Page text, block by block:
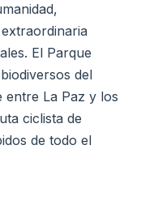
El Parque
del
entre La Paz y los
ciclista de
de todo el